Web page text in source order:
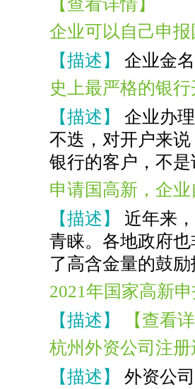
【查看详情】
企业可以自己申
【描述】
企业金
史上最严格的银
【描述】
企业办
不迭，对开户来
银行的客户，不
申请国高新，企
【描述】
近年来
青睐。各地政府
了高含金量的鼓
2021年国家高新
【描述】
【查看
杭州外资公司注
【描述】
外资公